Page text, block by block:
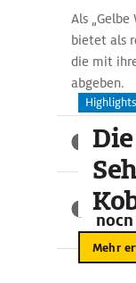
Als
bietet als
die mit
abgeben.
Das
Was
Highlights
Mehr